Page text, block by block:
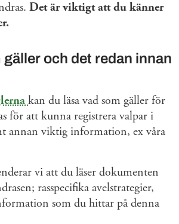
Det är viktigt att du känner
gäller och det redan innan
kan du läsa vad som gäller för
för att kunna registrera valpar i
annan viktig information, ex våra
vi att du läser dokumenten
rasspecifika avelstrategier,
som du hittar på denna